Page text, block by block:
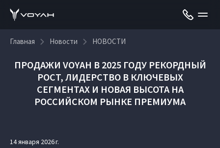
Главная Новости НОВОСТИ
ПРОДАЖИ VOYAH В 2025 ГОДУ РЕКОРДНЫЙ
РОСТ, ЛИДЕРСТВО В КЛЮЧЕВЫХ
СЕГМЕНТАХ И НОВАЯ ВЫСОТА НА
РОССИЙСКОМ РЫНКЕ ПРЕМИУМА
14 января 2026 г.